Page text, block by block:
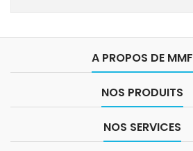
A PROPOS DE MMF
NOS PRODUITS
NOS SERVICES